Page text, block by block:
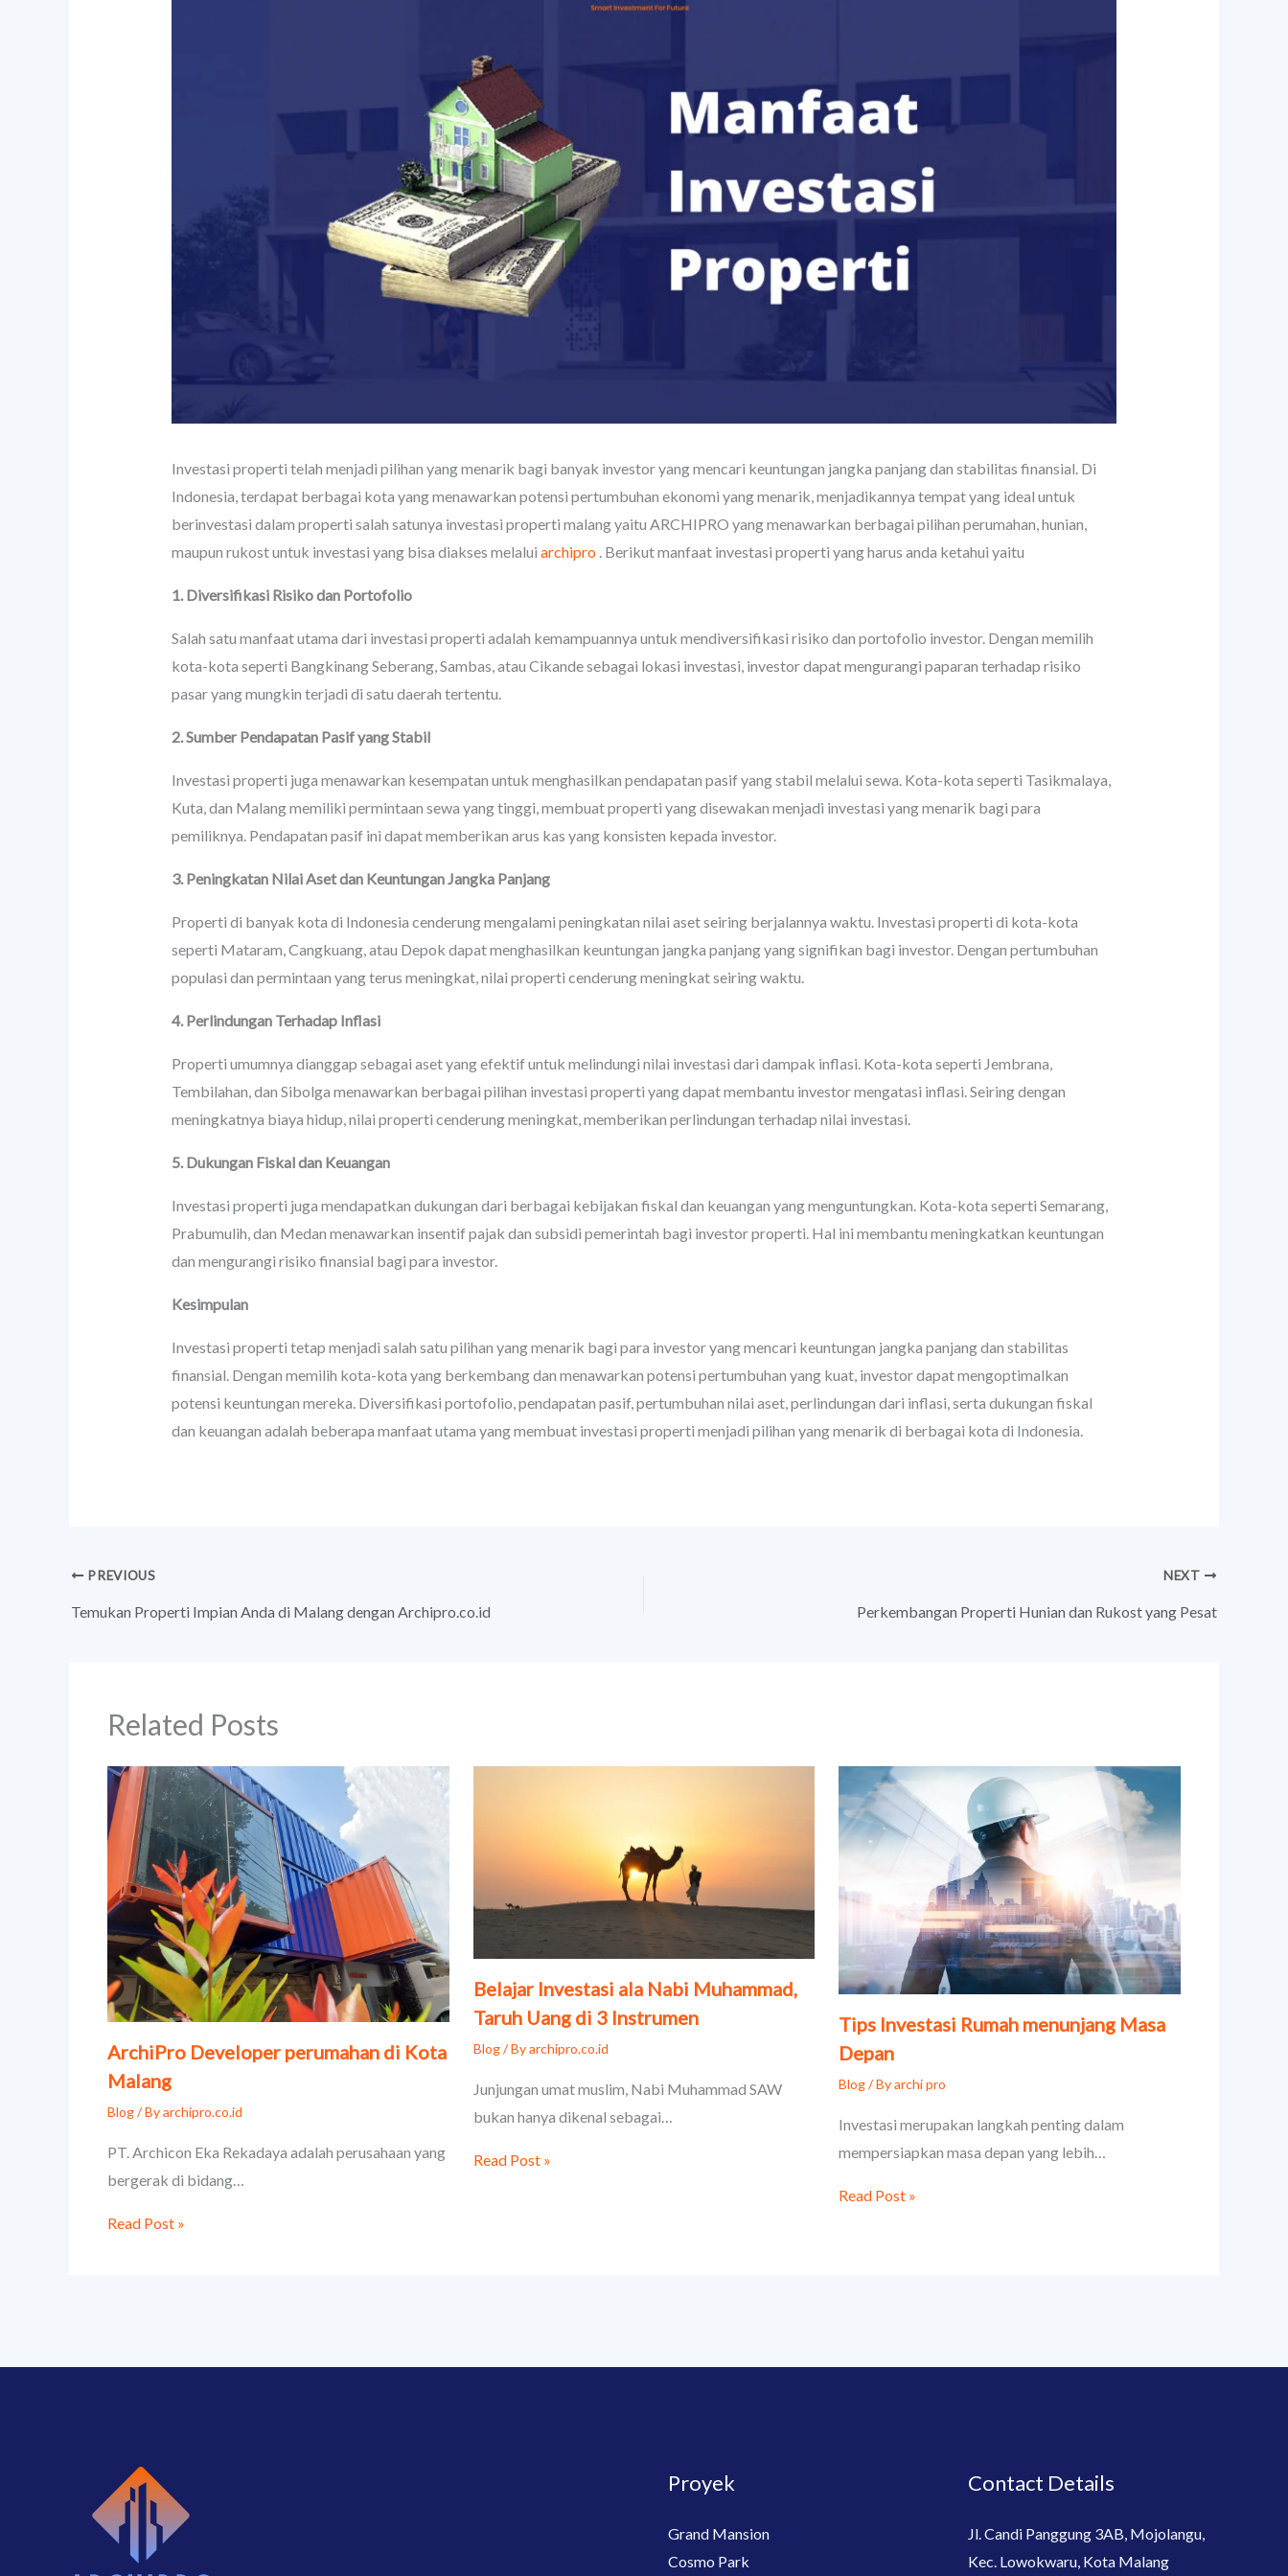
Investasi properti telah menjadi pilihan yang menarik bagi banyak investor yang mencari keuntungan jangka panjang dan stabilitas finansial. Di
Indonesia, terdapat berbagai kota yang menawarkan potensi pertumbuhan ekonomi yang menarik, menjadikannya tempat yang ideal untuk
berinvestasi dalam properti salah satunya investasi properti malang yaitu ARCHIPRO yang menawarkan berbagai pilihan perumahan, hunian,
maupun rukost untuk investasi yang bisa diakses melalui archipro . Berikut manfaat investasi properti yang harus anda ketahui yaitu
1. Diversifikasi Risiko dan Portofolio
Salah satu manfaat utama dari investasi properti adalah kemampuannya untuk mendiversifikasi risiko dan portofolio investor. Dengan memilih
kota-kota seperti Bangkinang Seberang, Sambas, atau Cikande sebagai lokasi investasi, investor dapat mengurangi paparan terhadap risiko
pasar yang mungkin terjadi di satu daerah tertentu.
2. Sumber Pendapatan Pasif yang Stabil
Investasi properti juga menawarkan kesempatan untuk menghasilkan pendapatan pasif yang stabil melalui sewa. Kota-kota seperti Tasikmalaya,
Kuta, dan Malang memiliki permintaan sewa yang tinggi, membuat properti yang disewakan menjadi investasi yang menarik bagi para
pemiliknya. Pendapatan pasif ini dapat memberikan arus kas yang konsisten kepada investor.
3. Peningkatan Nilai Aset dan Keuntungan Jangka Panjang
Properti di banyak kota di Indonesia cenderung mengalami peningkatan nilai aset seiring berjalannya waktu. Investasi properti di kota-kota
seperti Mataram, Cangkuang, atau Depok dapat menghasilkan keuntungan jangka panjang yang signifikan bagi investor. Dengan pertumbuhan
populasi dan permintaan yang terus meningkat, nilai properti cenderung meningkat seiring waktu.
4. Perlindungan Terhadap Inflasi
Properti umumnya dianggap sebagai aset yang efektif untuk melindungi nilai investasi dari dampak inflasi. Kota-kota seperti Jembrana,
Tembilahan, dan Sibolga menawarkan berbagai pilihan investasi properti yang dapat membantu investor mengatasi inflasi. Seiring dengan
meningkatnya biaya hidup, nilai properti cenderung meningkat, memberikan perlindungan terhadap nilai investasi.
5. Dukungan Fiskal dan Keuangan
Investasi properti juga mendapatkan dukungan dari berbagai kebijakan fiskal dan keuangan yang menguntungkan. Kota-kota seperti Semarang,
Prabumulih, dan Medan menawarkan insentif pajak dan subsidi pemerintah bagi investor properti. Hal ini membantu meningkatkan keuntungan
dan mengurangi risiko finansial bagi para investor.
Kesimpulan
Investasi properti tetap menjadi salah satu pilihan yang menarik bagi para investor yang mencari keuntungan jangka panjang dan stabilitas
finansial. Dengan memilih kota-kota yang berkembang dan menawarkan potensi pertumbuhan yang kuat, investor dapat mengoptimalkan
potensi keuntungan mereka. Diversifikasi portofolio, pendapatan pasif, pertumbuhan nilai aset, perlindungan dari inflasi, serta dukungan fiskal
dan keuangan adalah beberapa manfaat utama yang membuat investasi properti menjadi pilihan yang menarik di berbagai kota di Indonesia.
PREVIOUS
Temukan Properti Impian Anda di Malang dengan Archipro.co.id
NEXT
Perkembangan Properti Hunian dan Rukost yang Pesat
Related Posts
ArchiPro Developer perumahan di Kota
Malang
Blog/ Byarchipro.co.id
PT. Archicon Eka Rekadaya adalah perusahaan yang
bergerak di bidang…
Read Post »
Belajar Investasi ala Nabi Muhammad,
Taruh Uang di 3 Instrumen
Blog/ Byarchipro.co.id
Junjungan umat muslim, Nabi Muhammad SAW
bukan hanya dikenal sebagai…
Read Post »
Tips Investasi Rumah menunjang Masa
Depan
Blog/ Byarchi pro
Investasi merupakan langkah penting dalam
mempersiapkan masa depan yang lebih…
Read Post »
Proyek
Grand Mansion
Cosmo Park
Contact Details
Jl. Candi Panggung 3AB, Mojolangu,
Kec. Lowokwaru, Kota Malang